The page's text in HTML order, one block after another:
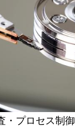
・プロセス制御